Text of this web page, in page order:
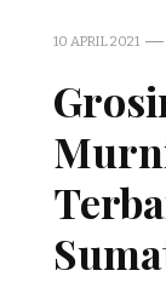
10 APRIL 2021